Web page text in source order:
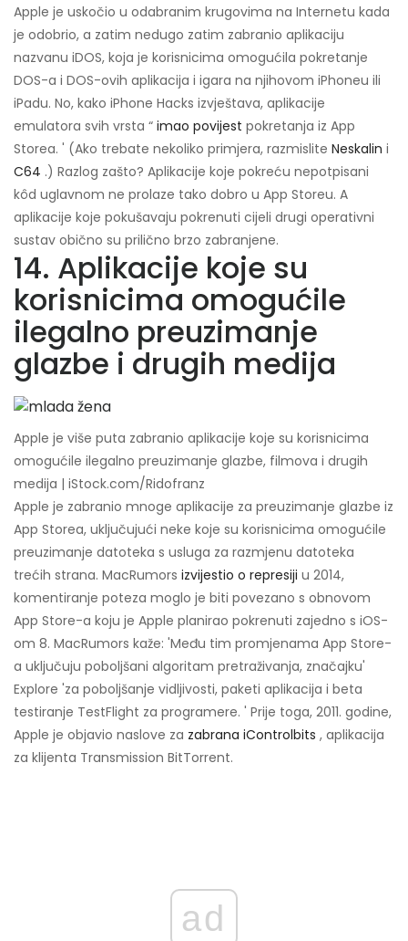
Apple je uskočio u odabranim krugovima na Internetu kada
je odobrio, a zatim nedugo zatim zabranio aplikaciju
nazvanu iDOS, koja je korisnicima omogućila pokretanje
DOS-a i DOS-ovih aplikacija i igara na njihovom iPhoneu ili
iPadu. No, kako iPhone Hacks izvještava, aplikacije
emulatora svih vrsta “ imao povijest pokretanja iz App
Storea. ' (Ako trebate nekoliko primjera, razmislite Neskalin i
C64 .) Razlog zašto? Aplikacije koje pokreću nepotpisani
kôd uglavnom ne prolaze tako dobro u App Storeu. A
aplikacije koje pokušavaju pokrenuti cijeli drugi operativni
sustav obično su prilično brzo zabranjene.
14. Aplikacije koje su
korisnicima omogućile
ilegalno preuzimanje
glazbe i drugih medija
Apple je više puta zabranio aplikacije koje su korisnicima
omogućile ilegalno preuzimanje glazbe, filmova i drugih
medija | iStock.com/Ridofranz
Apple je zabranio mnoge aplikacije za preuzimanje glazbe iz
App Storea, uključujući neke koje su korisnicima omogućile
preuzimanje datoteka s usluga za razmjenu datoteka
trećih strana. MacRumors izvijestio o represiji u 2014,
komentiranje poteza moglo je biti povezano s obnovom
App Store-a koju je Apple planirao pokrenuti zajedno s iOS-
om 8. MacRumors kaže: 'Među tim promjenama App Store-
a uključuju poboljšani algoritam pretraživanja, značajku'
Explore 'za poboljšanje vidljivosti, paketi aplikacija i beta
testiranje TestFlight za programere. ' Prije toga, 2011. godine,
Apple je objavio naslove za zabrana iControlbits , aplikacija
za klijenta Transmission BitTorrent.
ad